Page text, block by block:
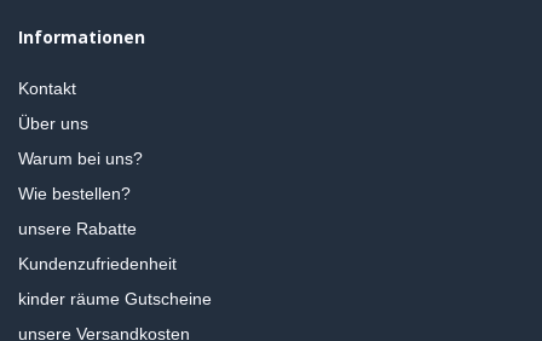
Informationen
Kontakt
Über uns
Warum bei uns?
Wie bestellen?
unsere Rabatte
Kundenzufriedenheit
kinder räume Gutscheine
unsere Versandkosten